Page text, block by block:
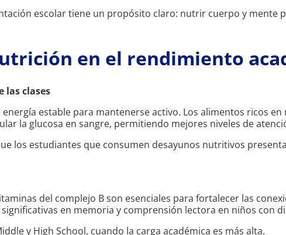
escolar tiene un propósito claro: nutrir cuerpo y mente
en el rendimiento
las clases
estable para mantenerse activo. Los alimentos ricos
la glucosa en sangre, permitiendo mejores niveles de
los estudiantes que consumen desayunos nutritivos
del complejo B son esenciales para fortalecer las
en memoria y comprensión lectora en niños con
y High School, cuando la carga académica es más alta.